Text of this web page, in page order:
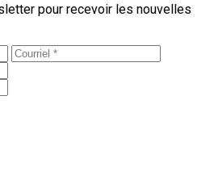
pour recevoir les nouvelles